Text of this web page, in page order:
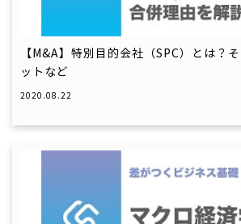
【M&A】特別目的会社（SPC）とは？
ットなど
2020.08.22